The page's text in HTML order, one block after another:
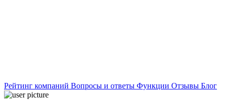
Рейтинг компаний Вопросы и ответы Функции Отзывы Блог